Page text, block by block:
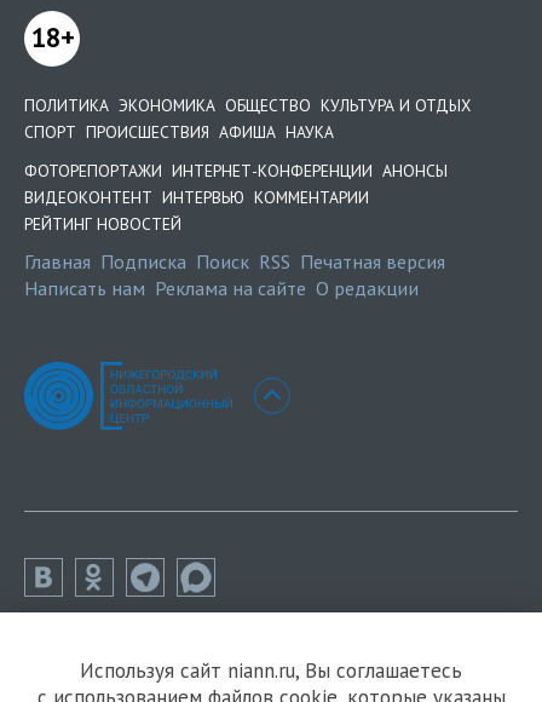
18+
ПОЛИТИКА ЭКОНОМИКА ОБЩЕСТВО КУЛЬТУРА И ОТДЫХ
СПОРТ ПРОИСШЕСТВИЯ АФИША НАУКА
ФОТОРЕПОРТАЖИ ИНТЕРНЕТ-КОНФЕРЕНЦИИ АНОНСЫ
ВИДЕОКОНТЕНТ ИНТЕРВЬЮ КОММЕНТАРИИ
РЕЙТИНГ НОВОСТЕЙ
Главная Подписка Поиск RSS Печатная версия
Написать нам Реклама на сайте О редакции
Используя сайт niann.ru, Вы соглашаетесь